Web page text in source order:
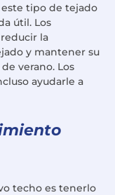
tipo de tejado
útil. Los
la
y mantener su
verano. Los
ayudarle a
techo es tenerlo